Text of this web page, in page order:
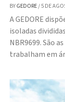
BYGEDORE/5 DE
A GEDORE
isoladas
NBR9699. São
trabalham em